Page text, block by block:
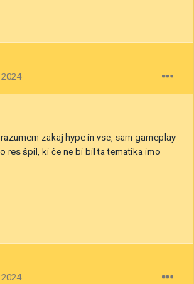
zakaj hype in vse, sam gameplay
res špil, ki če ne bi bil ta tematika imo